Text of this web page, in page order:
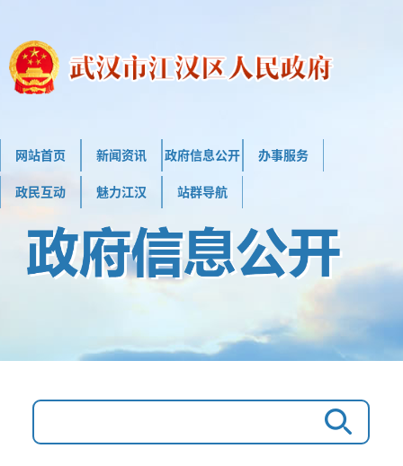
网站首页 新闻资讯 政府信息公开 办事服务
政民互动 魅力江汉 站群导航